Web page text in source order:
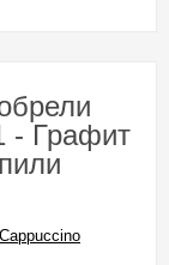
- Графит